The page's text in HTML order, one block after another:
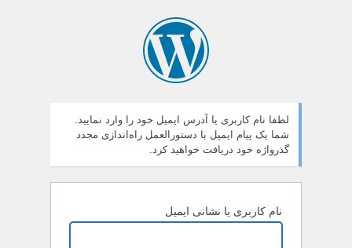
لطفا نام کاربری یا آدرس ایمیل خود را وارد نمایید.
شما یک پیام ایمیل با دستورالعمل راه‌اندازی مجدد
گذرواژه خود دریافت خواهید کرد.
نام کاربری یا نشانی ایمیل